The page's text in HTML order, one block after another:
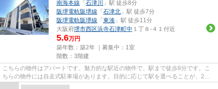
南海本線 「 石津川
」駅 徒歩8分
阪堺電軌阪堺線 「 石津北 」駅 徒歩7分
阪堺電軌阪堺線 「 東湊 」駅 徒歩11分
大阪府堺市西区浜寺石津町中 １丁８-４１付近
5.6万円
築年数：築2年 ｜募集中： 1室
階数：3階建
こちらの物件はアパートです。魅力的な駅近の物件で、駅まで徒歩8分です。こ
ちらの物件には自走式駐車場があります。目的に応じて駅を選べることが、2駅
利用できるこの物件のメリット...